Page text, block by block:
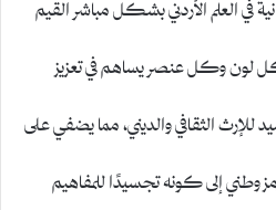
فكل لون وكل عنصر يساهم في تعزيز
للإرث الثقافي والديني، مما يضفي على
وطني إلى كونه تجسيدًا للمفاهيم